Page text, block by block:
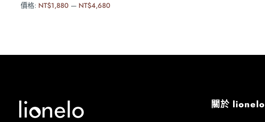
價格: NT$1,880 — NT$4,680
關於 lionelo